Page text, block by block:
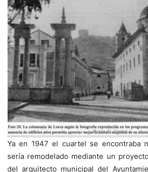
Ya en 1947 el cuartel se encontraba
sería remodelado mediante un
del arquitecto municipal del